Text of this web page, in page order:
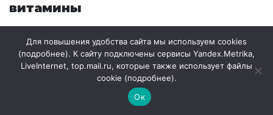
витамины
Витамин А.Он нужен для нормального
роста и развития, восстановления
тканей и костей, здоровья кожи, глаз.
Витамин А содержится в молоке, сыре,
яйцах, овощах желто-оранжевого цвета
Для повышения удобства сайта мы используем cookies
(подробнее). К сайту подключены сервисы Yandex.Metrika,
LiveInternet, top.mail.ru, которые также использует файлы
cookie (подробнее).
Ок